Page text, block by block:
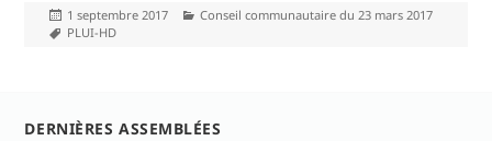
Publié
le
1 septembre 2017 Catégories
Conseil communautaire du 23 mars 2017
Mots-
PLUI-HD
DERNIÈRES ASSEMBLÉES